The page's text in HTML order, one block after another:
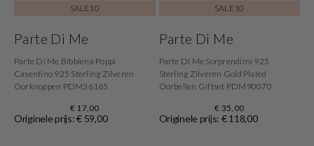
SALE10
Parte Di Me
Parte Di Me Bibbiena Poppi
Casentino 925 Sterling Zilveren
Oorknoppen PDM36165
€ 17,00
Originele prijs: € 59,00
SALE10
Parte Di Me
Parte Di Me Sorprendimi 925
Sterling Zilveren Gold Plated
Oorbellen Giftset PDM90070
€ 35,00
Originele prijs: € 118,00